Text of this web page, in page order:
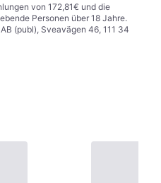
von 172,81€ und die
Personen über 18 Jahre.
(publ), Sveavägen 46, 111 34